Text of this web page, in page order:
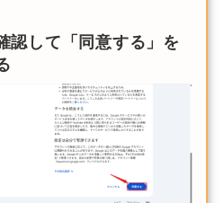
認して「同意する」を